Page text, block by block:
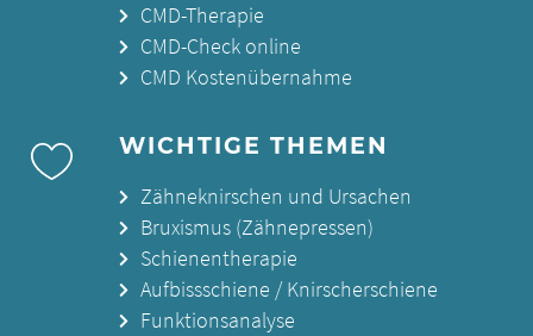
CMD-Therapie
CMD-Check online
CMD Kostenübernahme
WICHTIGE THEMEN
Zähneknirschen und Ursachen
Bruxismus (Zähnepressen)
Schienentherapie
Aufbissschiene / Knirscherschiene
Funktionsanalyse